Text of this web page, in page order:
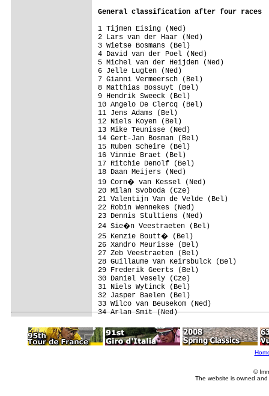
General classification after four races
1 Tijmen Eising (Ned)
2 Lars van der Haar (Ned)
3 Wietse Bosmans (Bel)
4 David van der Poel (Ned)
5 Michel van der Heijden (Ned)
6 Jelle Lugten (Ned)
7 Gianni Vermeersch (Bel)
8 Matthias Bossuyt (Bel)
9 Hendrik Sweeck (Bel)
10 Angelo De
11 Jens Adams
12 Niels
13 Mike Teunisse (Ned)
14 Gert-Jan
15 Ruben Scheire (Bel)
16 Vinnie Braet (Bel)
17 Ritchie Denolf (Bel)
18 Daan Meijers (Ned)
19 Corn� van
20 Milan
21 Valentijn Van de Velde (Bel)
22 Robin Wennekes (Ned)
23 Dennis Stultiens (Ned)
24 Sie�n
25 Kenzie
26 Xandro Meurisse (Bel)
27 Zeb
28 Guillaume Van
29 Frederik Geerts (Bel)
30 Daniel
31 Niels
32 Jasper Baelen (Bel)
33 Wilco van Beusekom (Ned)
©
The website is owned